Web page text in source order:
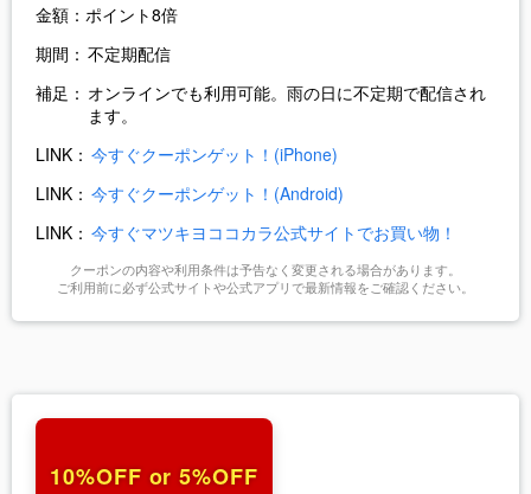
金額： ポイント8倍
期間： 不定期配信
補足： オンラインでも利用可能。雨の日に不定期で配信され
ます。
LINK： 今すぐクーポンゲット！(iPhone)
LINK： 今すぐクーポンゲット！(Android)
LINK： 今すぐマツキヨココカラ公式サイトでお買い物！
クーポンの内容や利用条件は予告なく変更される場合があります。
ご利用前に必ず公式サイトや公式アプリで最新情報をご確認ください。
10%OFF or 5%OFF